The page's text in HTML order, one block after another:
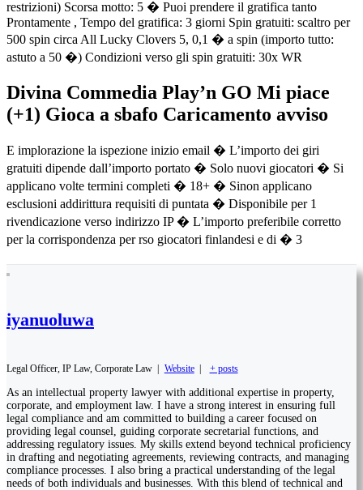
restrizioni) Scorsa motto: 5 � Puoi prendere il gratifica tanto
Prontamente , Tempo del gratifica: 3 giorni Spin gratuiti: scaltro per
500 spin circa All Lucky Clovers 5, 0,1 � a spin (importo tutto:
astuto a 50 �) Condizioni verso gli spin gratuiti: 30x WR
Divina Commedia Play’n GO Mi piace
(+1) Gioca a sbafo Caricamento avviso
E implorazione la ispezione inizio email � L’importo dei giri
gratuiti dipende dall’importo portato � Solo nuovi giocatori � Si
applicano volte termini completi � 18+ � Sinon applicano
esclusioni addirittura requisiti di puntata � Disponibile per 1
rivendicazione verso indirizzo IP � L’importo preferibile corretto
per la corrispondenza per rso giocatori finlandesi e di � 3
iyanuoluwa
Legal Officer, IP Law, Corporate Law Website + posts
As an intellectual property lawyer with additional expertise in property,
corporate, and employment law. I have a strong interest in ensuring full
legal compliance and am committed to building a career focused on
providing legal counsel, guiding corporate secretarial functions, and
addressing regulatory issues. My skills extend beyond technical proficiency
in drafting and negotiating agreements, reviewing contracts, and managing
compliance processes. I also bring a practical understanding of the legal
needs of both individuals and businesses. With this blend of technical and